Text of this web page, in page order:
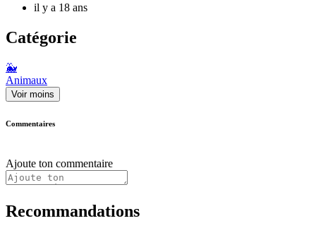
il y a 18 ans
Catégorie
🐳
Animaux
Voir moins
Commentaires
Ajoute ton commentaire
Recommandations